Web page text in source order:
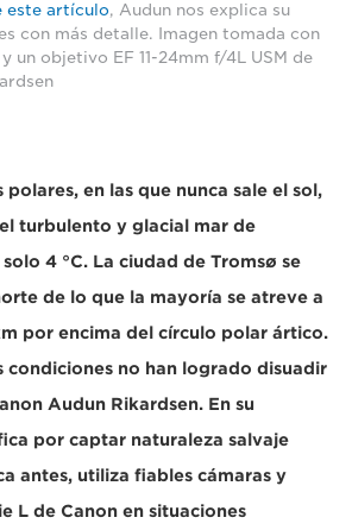
este artículo, Audun nos explica su
con más detalle. Imagen tomada con
un objetivo EF 11-24mm f/4L USM de
polares, en las que nunca sale el sol,
turbulento y glacial mar de
4 °C. La ciudad de Tromsø se
de lo que la mayoría se atreve a
por encima del círculo polar ártico.
condiciones no han logrado disuadir
Audun Rikardsen. En su
por captar naturaleza salvaje
antes, utiliza fiables cámaras y
L de Canon en situaciones